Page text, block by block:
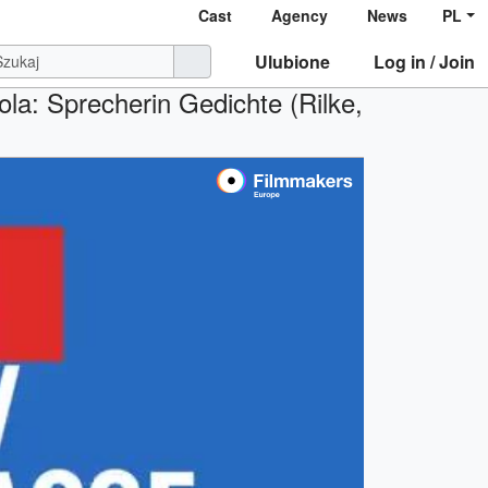
Cast Agency News PL
Ulubione Log in / Join
Sprecherin Gedichte (Rilke,